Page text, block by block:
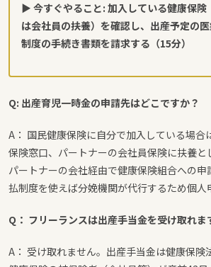
▶ 今すぐやること: 加入している健康保険
は会社員の扶養）を確認し、出産予定の
制度の手続き書類を請求する（15分）
Q: 出産育児一時金の申請先はどこですか？
A： 国民健康保険に自分で加入している場合
保険窓口、パートナーの会社員保険に扶養と
パートナーの会社経由で健康保険組合への申
払制度を使えば分娩機関が代行するため個人
Q： フリーランスは出産手当金を受け取れま
A： 受け取れません。出産手当金は健康保険